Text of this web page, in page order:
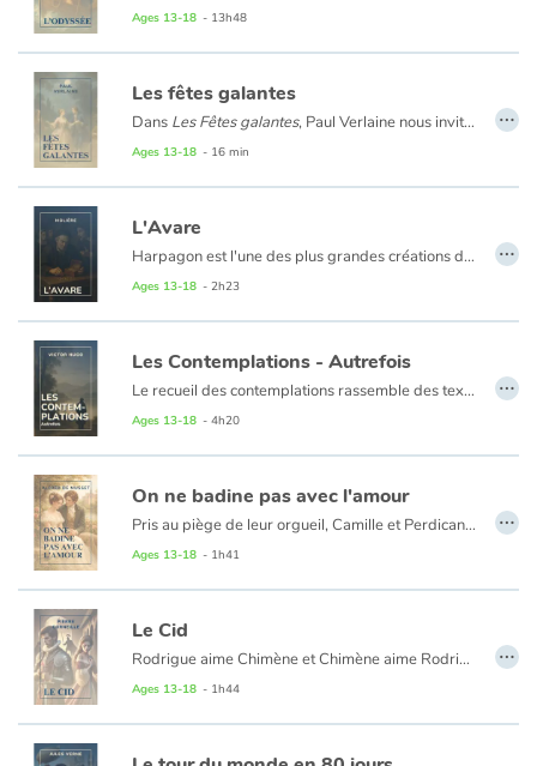
Ages 13-18 - 13h48
Les fêtes galantes
Dans Les Fêtes galantes, Paul Verlaine nous invite à un bal poétique au clair de lune. Entre jardins mystérieux et musiques légères, marquises, chevaliers et musiciens dansent et s’aiment, dans une atmosphère à la fois joyeuse et fragile. Derrière les rires et les chansons, une douce mélancolie se glisse : les fêtes passent, mais la beauté des instants reste éternelle. Un recueil délicat et envoûtant, où chaque poème est une petite scène digne d’un tableau.
Ages 13-18 - 16 min
…
L'Avare
Harpagon est l'une des plus grandes créations de Molière. Tout, dans cet homme, respire l'avarice et la décrépitude. Rongé par une maladie de corps, Harpagon l'est aussi par une maladie de l'âme. Ladre, il rogne sur la nourriture et les habits de ses domestiques, sur l'avoine de ses chevaux, sur l'entretien de son fils, obligé d'emprunter à taux usuraire pour vivre, et sur les cadeaux indispensables à sa fiancée. Usurier, il prête à des taux exorbitants, calcule, évalue tous les objets qui l'entourent. Dans cette atmosphère poussiéreuse et sordide, où fusent les mots féroces, le père usurier s'oppose au fils emprunteur. L'avarice détruit l'amour filial, l'amour paternel, l'amour quel qu'il soit. La cassette remplie d'or enterrée dans le jardin est l'âme, le coeur, le souffle même d'Harpagon. Les retrouvailles d'un homme et d'une cassette sont ici le seul hymne à l'amour.
Ages 13-18 - 2h23
…
Les Contemplations - Autrefois
Le recueil des contemplations rassemble des textes écrits par Hugo sur plus de vingt ans, et classés selon une chronologie fictive. de la célèbre réponse à un acte d'accusation, où le poète pose en révolutionnaire de la langue, à ce que dit la bouche d'ombre, inspiré de l'expérience du spiritisme, en passant par les poèmes sur la mort de Léopoldine, ce sont les mémoires d'une âme qui se dessinent en creux.
Le tome 1 des Contemplations comprend les trois livres suivants : Aurore, L'Âme en fleur, Les Luttes et les Rêves.
Ages 13-18 - 4h20
…
On ne badine pas avec l'amour
Pris au piège de leur orgueil, Camille et Perdican inventent de cruels stratagèmes pour ne pas s’avouer leurs sentiments. Mais quand on se moque de l’amour, il se venge…
Ages 13-18 - 1h41
…
Le Cid
Rodrigue aime Chimène et Chimène aime Rodrigue. Mais un conflit oppose leurs deux pères. Qui de l'amour ou de l'honneur triomphera ?
Ages 13-18 - 1h44
…